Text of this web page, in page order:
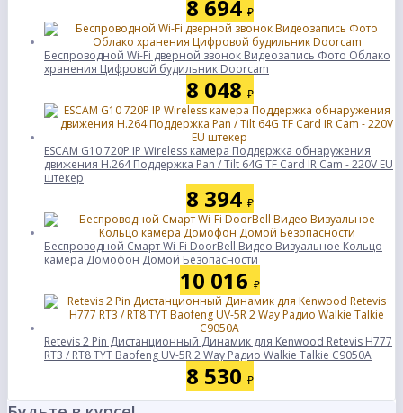
8 694 ₽
Беспроводной Wi-Fi дверной звонок Видеозапись Фото Облако
хранения Цифровой будильник Doorcam
8 048 ₽
ESCAM G10 720P IP Wireless камера Поддержка обнаружения
движения H.264 Поддержка Pan / Tilt 64G TF Card IR Cam - 220V EU
штекер
8 394 ₽
Беспроводной Смарт Wi-Fi DoorBell Видео Визуальное Кольцо
камера Домофон Домой Безопасности
10 016 ₽
Retevis 2 Pin Дистанционный Динамик для Kenwood Retevis H777
RT3 / RT8 TYT Baofeng UV-5R 2 Way Радио Walkie Talkie C9050A
8 530 ₽